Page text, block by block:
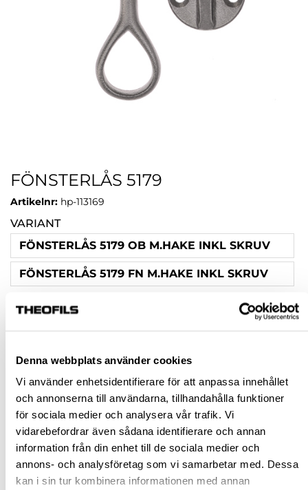
Denna webbplats använder cookies
Vi använder enhetsidentifierare för att anpassa innehållet
och annonserna till användarna, tillhandahålla funktioner
för sociala medier och analysera vår trafik. Vi
vidarebefordrar även sådana identifierare och annan
information från din enhet till de sociala medier och
annons- och analysföretag som vi samarbetar med. Dessa
kan i sin tur kombinera informationen med annan
FÖNSTERLÅS 5179
Artikelnr: hp-113169
VARIANT
FÖNSTERLÅS 5179 OB M.HAKE INKL SKRUV
FÖNSTERLÅS 5179 FN M.HAKE INKL SKRUV
Rensa val
VÄLJ VARIANT
Snabba leveranser
Hämta i butik
Ledande leverantör i Sverige